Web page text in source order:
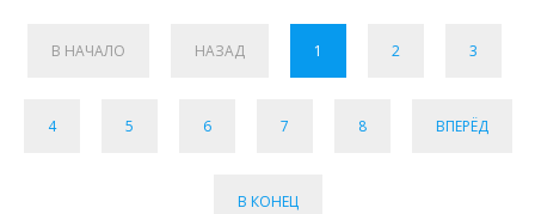
В НАЧАЛО НАЗАД 1 2 3
4 5 6 7 8 ВПЕРЁД
В КОНЕЦ